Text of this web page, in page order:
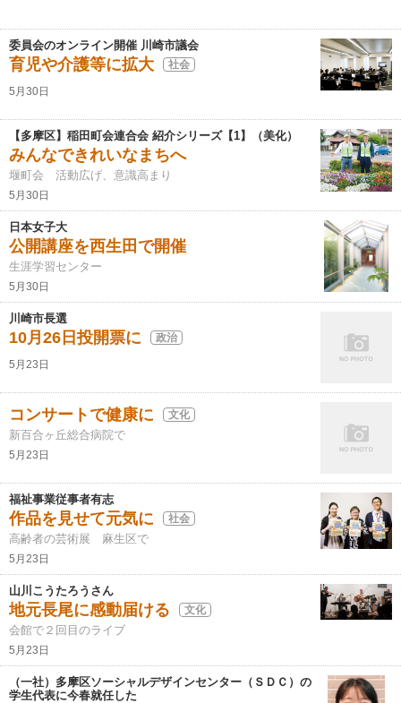
委員会のオンライン開催 川崎市議会
育児や介護等に拡大 社会
5月30日
【多摩区】稲田町会連合会 紹介シリーズ【1】（美化）
みんなできれいなまちへ
堰町会 活動広げ、意識高まり
5月30日
日本女子大
公開講座を西生田で開催
生涯学習センター
5月30日
川崎市長選
10月26日投開票に 政治
5月23日
コンサートで健康に 文化
新百合ヶ丘総合病院で
5月23日
福祉事業従事者有志
作品を見せて元気に 社会
高齢者の芸術展 麻生区で
5月23日
山川こうたろうさん
地元長尾に感動届ける 文化
会館で２回目のライブ
5月23日
（一社）多摩区ソーシャルデザインセンター（ＳＤＣ）の
学生代表に今春就任した